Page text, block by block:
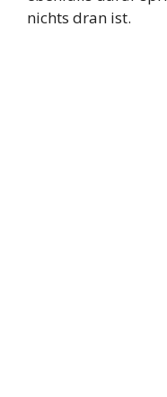
nichts dran ist.